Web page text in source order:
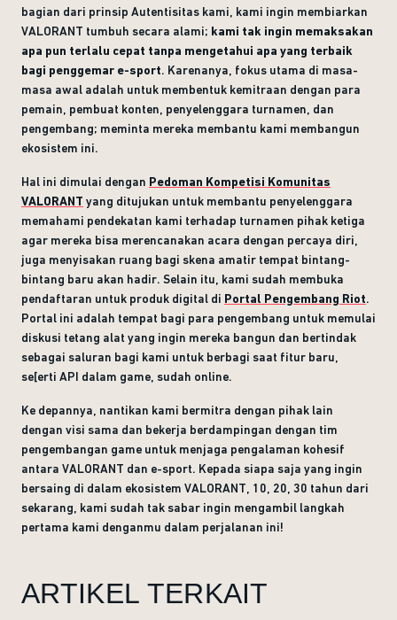
bagian dari prinsip Autentisitas kami, kami ingin membiarkan
VALORANT tumbuh secara alami; kami tak ingin memaksakan
apa pun terlalu cepat tanpa mengetahui apa yang terbaik
bagi penggemar e-sport. Karenanya, fokus utama di masa-
masa awal adalah untuk membentuk kemitraan dengan para
pemain, pembuat konten, penyelenggara turnamen, dan
pengembang; meminta mereka membantu kami membangun
ekosistem ini.
Hal ini dimulai dengan Pedoman Kompetisi Komunitas
VALORANT yang ditujukan untuk membantu penyelenggara
memahami pendekatan kami terhadap turnamen pihak ketiga
agar mereka bisa merencanakan acara dengan percaya diri,
juga menyisakan ruang bagi skena amatir tempat bintang-
bintang baru akan hadir. Selain itu, kami sudah membuka
pendaftaran untuk produk digital di Portal Pengembang Riot.
Portal ini adalah tempat bagi para pengembang untuk memulai
diskusi tetang alat yang ingin mereka bangun dan bertindak
sebagai saluran bagi kami untuk berbagi saat fitur baru,
se[erti API dalam game, sudah online.
Ke depannya, nantikan kami bermitra dengan pihak lain
dengan visi sama dan bekerja berdampingan dengan tim
pengembangan game untuk menjaga pengalaman kohesif
antara VALORANT dan e-sport. Kepada siapa saja yang ingin
bersaing di dalam ekosistem VALORANT, 10, 20, 30 tahun dari
sekarang, kami sudah tak sabar ingin mengambil langkah
pertama kami denganmu dalam perjalanan ini!
ARTIKEL TERKAIT